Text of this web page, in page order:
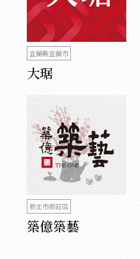
宜蘭縣宜蘭市
大琚
新北市新莊區
築億築藝